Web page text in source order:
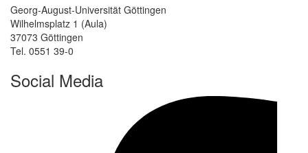
Georg-August-Universität Göttingen
Wilhelmsplatz 1 (Aula)
37073 Göttingen
Tel. 0551 39-0
Social Media